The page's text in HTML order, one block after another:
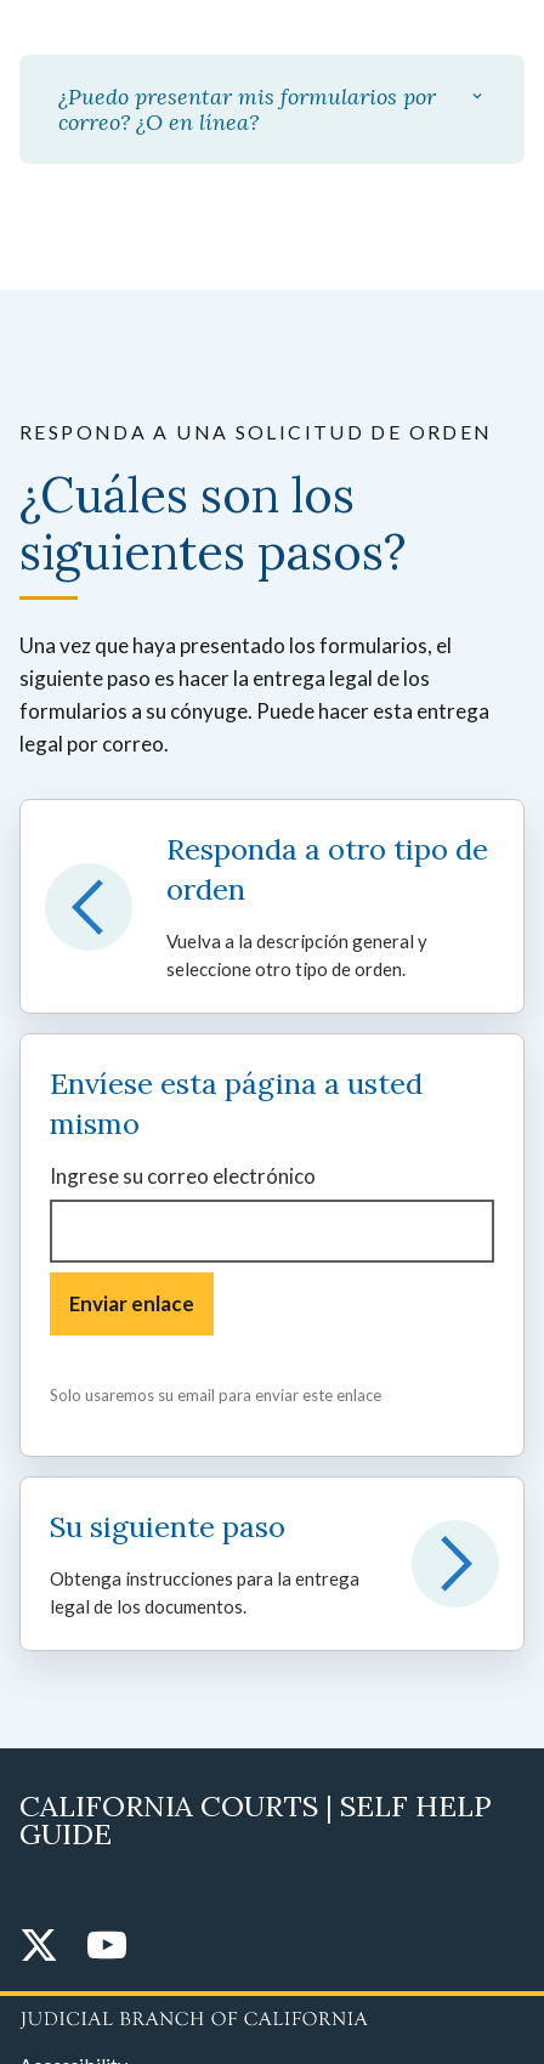
¿Puedo presentar mis formularios por
correo? ¿O en línea?
RESPONDA A UNA SOLICITUD DE ORDEN
¿Cuáles son los
siguientes pasos?
Una vez que haya presentado los formularios, el
siguiente paso es hacer la entrega legal de los
formularios a su cónyuge. Puede hacer esta entrega
legal por correo.
Responda a otro tipo de
orden
Vuelva a la descripción general y
seleccione otro tipo de orden.
Envíese esta página a usted
mismo
Ingrese su correo electrónico
Solo usaremos su email para enviar este enlace
Su siguiente paso
Obtenga instrucciones para la entrega
legal de los documentos.
CALIFORNIA COURTS | SELF HELP
GUIDE